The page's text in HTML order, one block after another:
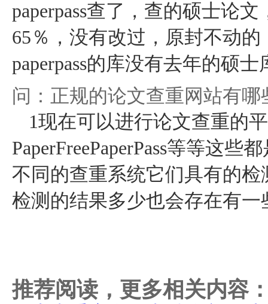
paperpass查了，查的硕士论文
65％，没有改过，原封不动
paperpass的库没有去年的硕
问：正规的论文查重网站有哪
1现在可以进行论文查重的
PaperFreePaperPass等等这
不同的查重系统它们具有的
检测的结果多少也会存在有
推荐阅读，更多相关内容